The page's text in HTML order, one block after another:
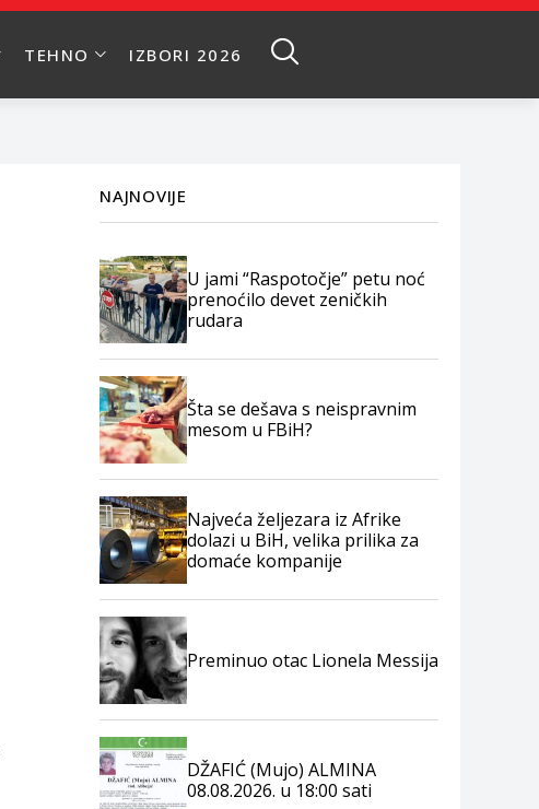
TEHNO IZBORI 2026
NAJNOVIJE
U jami “Raspotočje” petu noć
prenoćilo devet zeničkih
rudara
Šta se dešava s neispravnim
mesom u FBiH?
Najveća željezara iz Afrike
dolazi u BiH, velika prilika za
domaće kompanije
Preminuo otac Lionela Messija
DŽAFIĆ (Mujo) ALMINA
08.08.2026. u 18:00 sati